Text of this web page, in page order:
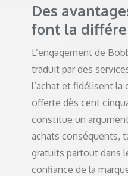
Des
font la
L’engagement de
traduit par des
l’achat et fidélisent la
offerte dès cent
constitue un
achats conséquents,
gratuits partout dans
confiance de la